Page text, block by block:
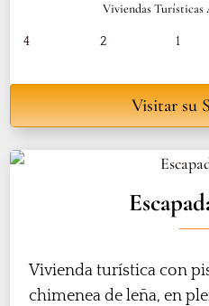
Viviendas
4 2 1
Visitar su
Vivienda turística con
chimenea de leña, en